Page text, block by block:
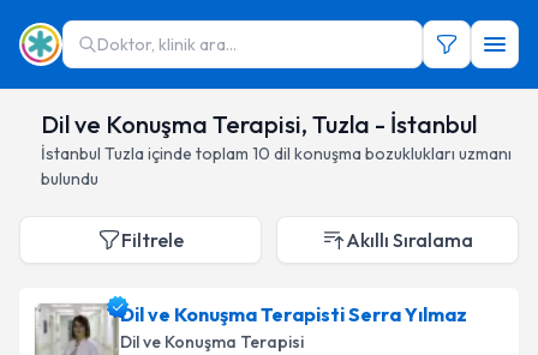
Doktor, klinik ara...
Dil ve Konuşma Terapisi, Tuzla - İstanbul
İstanbul Tuzla içinde toplam 10 dil konuşma bozuklukları uzmanı
bulundu
Filtrele Akıllı Sıralama
Dil ve Konuşma Terapisti Serra Yılmaz
Dil ve Konuşma Terapisi